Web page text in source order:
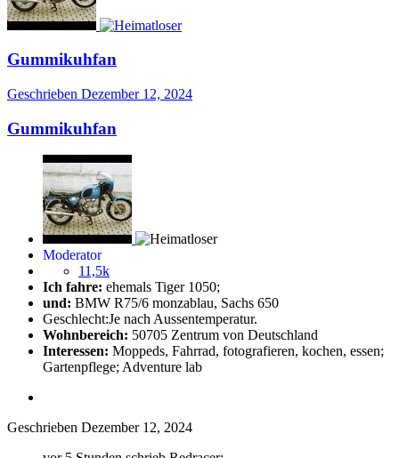
Gummikuhfan
Geschrieben Dezember 12, 2024
Gummikuhfan
Moderator
11,5k
Ich fahre: ehemals Tiger 1050;
und: BMW R75/6 monzablau, Sachs 650
Geschlecht:Je nach Aussentemperatur.
Wohnbereich: 50705 Zentrum von Deutschland
Interessen: Moppeds, Fahrrad, fotografieren, kochen, essen;
Gartenpflege; Adventure lab
Geschrieben Dezember 12, 2024